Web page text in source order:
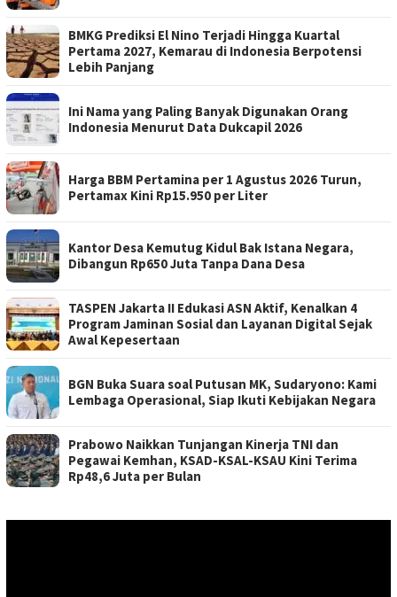
BMKG Prediksi El Nino Terjadi Hingga Kuartal
Pertama 2027, Kemarau di Indonesia Berpotensi
Lebih Panjang
Ini Nama yang Paling Banyak Digunakan Orang
Indonesia Menurut Data Dukcapil 2026
Harga BBM Pertamina per 1 Agustus 2026 Turun,
Pertamax Kini Rp15.950 per Liter
Kantor Desa Kemutug Kidul Bak Istana Negara,
Dibangun Rp650 Juta Tanpa Dana Desa
TASPEN Jakarta II Edukasi ASN Aktif, Kenalkan 4
Program Jaminan Sosial dan Layanan Digital Sejak
Awal Kepesertaan
BGN Buka Suara soal Putusan MK, Sudaryono: Kami
Lembaga Operasional, Siap Ikuti Kebijakan Negara
Prabowo Naikkan Tunjangan Kinerja TNI dan
Pegawai Kemhan, KSAD-KSAL-KSAU Kini Terima
Rp48,6 Juta per Bulan